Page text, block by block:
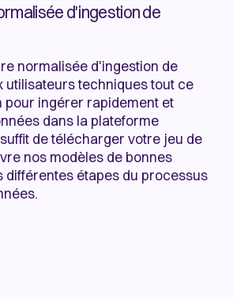
d'ingestion de
normalisée d'ingestion de
utilisateurs techniques tout ce
pour ingérer rapidement et
dans la plateforme
de télécharger votre jeu de
nos modèles de bonnes
différentes étapes du processus